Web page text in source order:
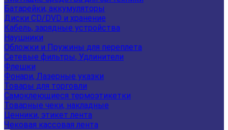
Батарейки, аккумуляторы
Диски CD/DVD и хранение
Кабель, зарядные устройства
Наушники
Обложки и Пружины для переплета
Сетевые фильтры, Удлинители
Флешки
Фонари, Лазерные указки
Товары для торговли
Самоклеющиеся термоэтикетки
Товарные чеки, накладные
Ценники, этикет лента
Чековая кассовая лента